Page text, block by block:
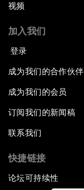
视频
加入我们
登录
成为我们的合作伙伴
成为我们的会员
订阅我们的新闻稿
联系我们
快捷链接
论坛可持续性